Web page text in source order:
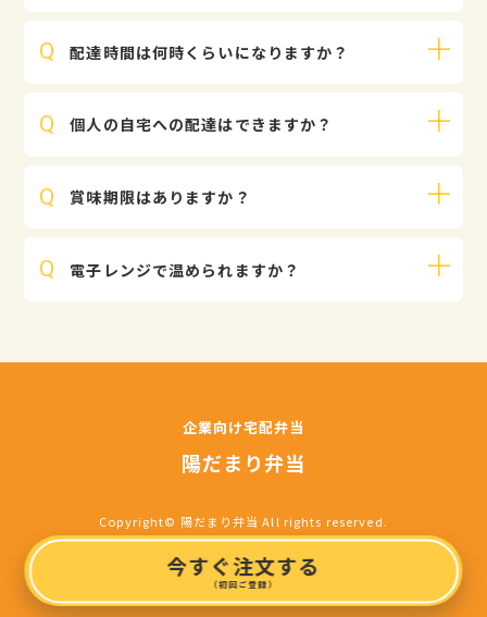
Chrome を推奨しています。Chrome以外のブラウザ
は、こちらよりダウンロードしてご利用いただくよう
配達時間は何時くらいになりますか？
個人の自宅への配達はできますか？
おりますので、個人の自宅への配達は行なっておりま
賞味期限はありますか？
がりください。お届け後は、直射日光を避け、なるべ
電子レンジで温められますか？
企業向け宅配弁当
陽だまり弁当
Copyright© 陽だまり弁当 All rights reserved.
今すぐ注文する
（初回ご登録）